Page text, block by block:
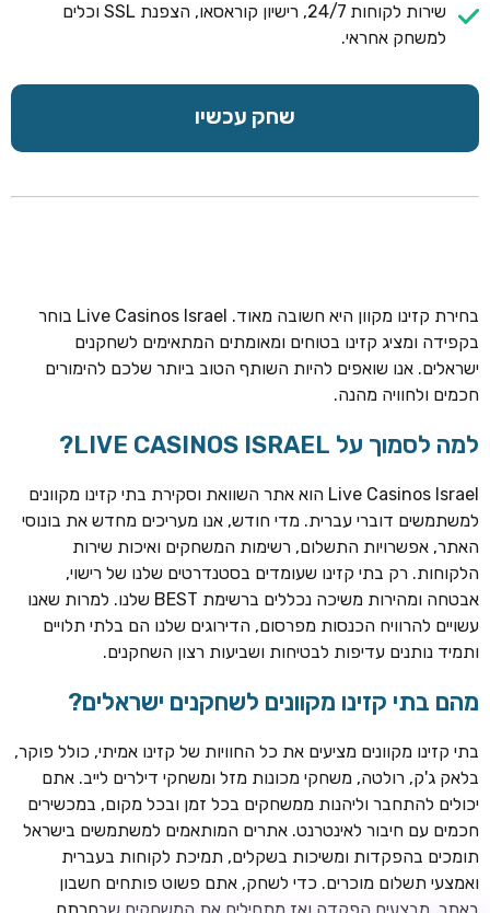
חבילת קבלת פנים: בונוס 100% עד 300€ + 100 ספיני בונוס על
ההפקדה הראשונה
CASOO
בונוס מתגלגל עד 2,000 ₪ + 200 ספינים חינם לשחקנים
חדשים
ROYSPINS
חינם על ההפקדות הראשונות
שירות לקוחות 24/7, רישיון קוראסאו, הצפנת SSL וכלים
למשחק אחראי.
שחק עכשיו
בחירת קזינו מקוון היא חשובה מאוד. Live Casinos Israel בוחר
בקפידה ומציג קזינו בטוחים ומאומתים המתאימים לשחקנים
ישראלים. אנו שואפים להיות השותף הטוב ביותר שלכם להימורים
חכמים ולחוויה מהנה.
למה לסמוך על LIVE CASINOS ISRAEL?
Live Casinos Israel הוא אתר השוואת וסקירת בתי קזינו מקוונים
למשתמשים דוברי עברית. מדי חודש, אנו מעריכים מחדש את בונוסי
האתר, אפשרויות התשלום, רשימות המשחקים ואיכות שירות
הלקוחות. רק בתי קזינו שעומדים בסטנדרטים שלנו של רישוי,
אבטחה ומהירות משיכה נכללים ברשימת BEST שלנו. למרות שאנו
עשויים להרוויח הכנסות מפרסום, הדירוגים שלנו הם בלתי תלויים
ותמיד נותנים עדיפות לבטיחות ושביעות רצון השחקנים.
מהם בתי קזינו מקוונים לשחקנים ישראלים?
בתי קזינו מקוונים מציעים את כל החוויות של קזינו אמיתי, כולל פוקר,
בלאק ג'ק, רולטה, משחקי מכונות מזל ומשחקי דילרים לייב. אתם
יכולים להתחבר וליהנות ממשחקים בכל זמן ובכל מקום, במכשירים
חכמים עם חיבור לאינטרנט. אתרים המותאמים למשתמשים בישראל
תומכים בהפקדות ומשיכות בשקלים, תמיכת לקוחות בעברית
ואמצעי תשלום מוכרים. כדי לשחק, אתם פשוט פותחים חשבון